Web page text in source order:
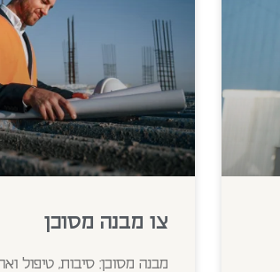
צו מבנה מסוכן
מבנה מסוכן: סיבות, טיפול